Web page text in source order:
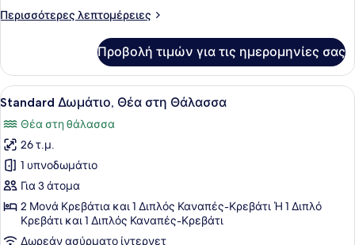
Περισσότερες λεπτομέρειες
Περισσότερες
Προβολή τιμών για τις ημερομηνίες σας
Προβολή
όλων
των
φωτογραφιών
για
Standard
Δωμάτιο,
Θέα
στη
Ένα δωμάτιο ξενοδοχείου με ένα
6
Standard Δωμάτιο, Θέα στη Θάλασσα
Θέα στη θάλασσα
26 τ.μ.
1 υπνοδωμάτιο
Για 3 άτομα
2 Μονά Κρεβάτια και 1 Διπλός Καναπές-Κρεβάτι Ή 1 Διπλό
Κρεβάτι και 1 Διπλός Καναπές-Κρεβάτι
Δωρεάν ασύρματο ίντερνετ